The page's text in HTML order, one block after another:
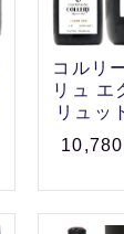
コルリ
リュ エ
リュッ
10,780